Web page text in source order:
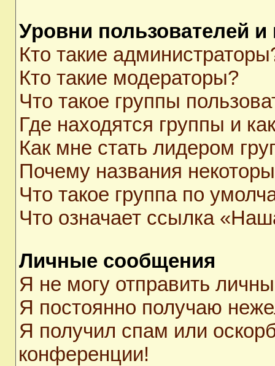
Уровни пользователей и
Кто такие
Кто такие модераторы?
Что такое группы
Где находятся группы и
Как мне стать лидером
Почему названия
Что такое группа по
Что означает ссылка
Личные сообщения
Я не могу отправить
Я постоянно получаю
Я получил спам или
конференции!